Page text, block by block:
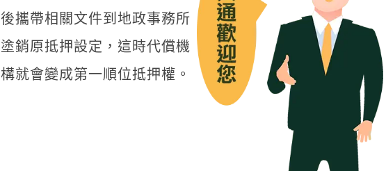
後攜帶相關文件到地政事務所
塗銷原抵押設定，這時代償機
構就會變成第一順位抵押權。